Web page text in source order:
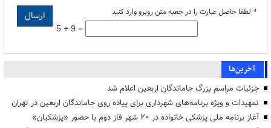
* لطفا حاصل عبارت را در جعبه متن روبرو وارد کنید
5 + 9 =
آخرین‌ها
جزئیات مراسم بزرگ جاماندگان اربعین اعلام شد
تمهیدات و ویژه برنامه‌های شهرداری برای پیاده روی جاماندگان اربعین در تهران
آغاز برنامه ملی پزشکی خانواده در ۲۰ شهر فاز دوم با حضور «پزشکیان»